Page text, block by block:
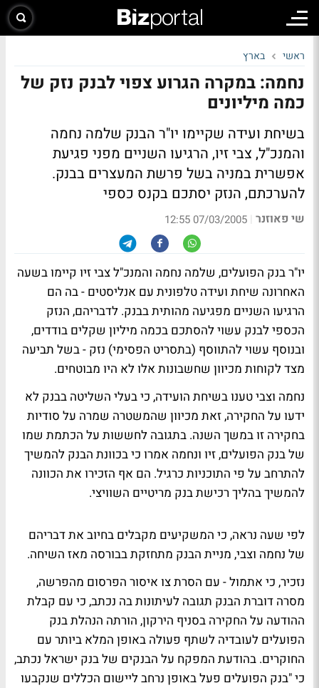
ראשי בארץ
נחמה: במקרה הגרוע צפוי לבנק נזק של
כמה מיליונים
בשיחת ועידה שקיימו יו"ר הבנק שלמה נחמה
והמנכ"ל, צבי זיו, הרגיעו השניים מפני פגיעת
אפשרית במניה בשל פרשת המעצרים בבנק.
להערכתם, הנזק יסתכם בקנס כספי
שי פאוזנר |
07/03/2005 12:55
יו"ר בנק הפועלים, שלמה נחמה והמנכ"ל צבי זיו קיימו בשעה
האחרונה שיחת ועידה טלפונית עם אנליסטים - בה הם
הרגיעו השניים מפגיעה מהותית בבנק. לדבריהם, הנזק
הכספי לבנק עשוי להסתכם בכמה מיליון שקלים בודדים,
ובנוסף עשוי להתווסף (בתסריט הפסימי) נזק - בשל תביעה
מצד לקוחות מכיוון שחשבונות אלו לא היו מבוטחים.
נחמה וצבי טענו בשיחת הועידה, כי בעלי השליטה בבנק לא
ידעו על החקירה, זאת מכיוון שהמשטרה שמרה על סודיות
בחקירה זו במשך השנה. בתגובה לחששות על הכתמת שמו
של בנק הפועלים, זיו ונחמה אמרו כי בכוונת הבנק להמשיך
להתרחב על פי התוכניות כרגיל. הם אף הזכירו את הכוונה
להמשיך בהליך רכישת בנק מריטיים השוויצי.
לפי שעה נראה, כי המשקיעים מקבלים בחיוב את דבריהם
של נחמה וצבי, מניית הבנק מתחזקת בבורסה מאז השיחה.
נזכיר, כי אתמול - עם הסרת צו איסור הפרסום מהפרשה,
מסרה דוברת הבנק תגובה לעיתונות בה נכתב, כי עם קבלת
ההודעה על החקירה בסניף הירקון, הורתה הנהלת בנק
הפועלים לעובדיה לשתף פעולה באופן המלא ביותר עם
החוקרים. בהודעת המפקח על הבנקים של בנק ישראל נכתב,
כי "בנק הפועלים פעל באופן נרחב ליישום הכללים שנקבעו